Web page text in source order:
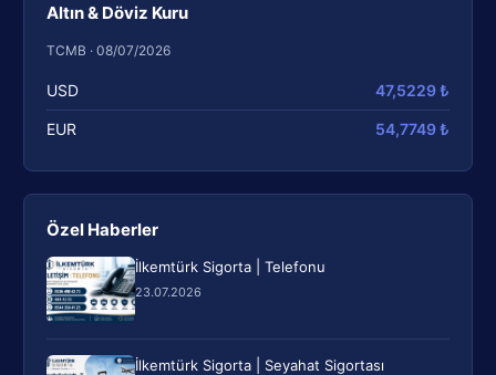
Altın & Döviz Kuru
TCMB · 08/07/2026
USD 47,5229 ₺
EUR 54,7749 ₺
Özel Haberler
İlkemtürk Sigorta | Telefonu
23.07.2026
İlkemtürk Sigorta | Seyahat Sigortası